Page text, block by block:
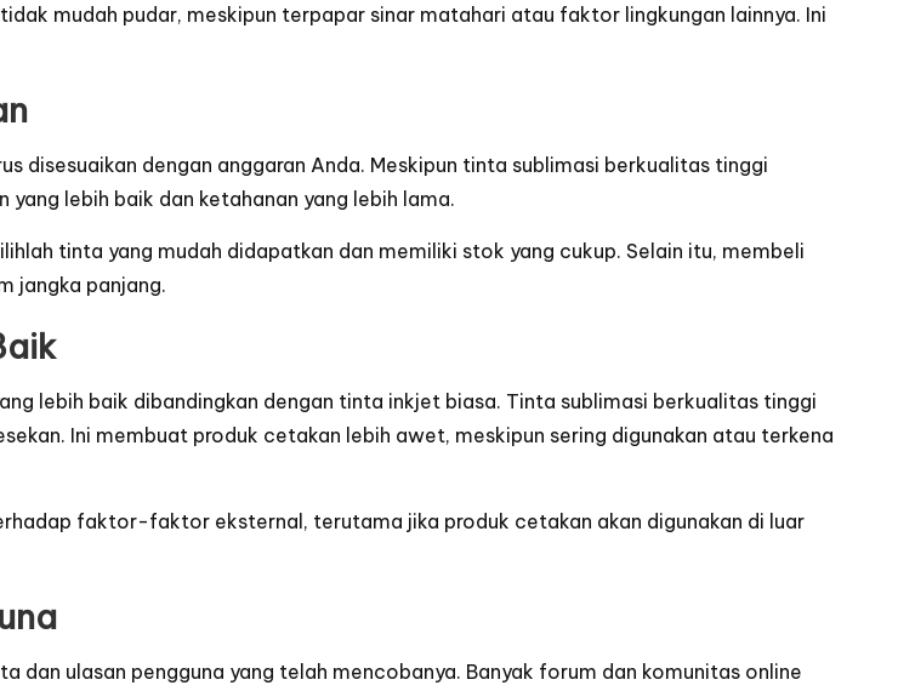
mudah pudar, meskipun terpapar sinar matahari atau faktor lingkungan lainnya. Ini
disesuaikan dengan anggaran Anda. Meskipun tinta sublimasi berkualitas tinggi
lebih baik dan ketahanan yang lebih lama.
tinta yang mudah didapatkan dan memiliki stok yang cukup. Selain itu, membeli
jangka panjang.
lebih baik dibandingkan dengan tinta inkjet biasa. Tinta sublimasi berkualitas tinggi
Ini membuat produk cetakan lebih awet, meskipun sering digunakan atau terkena
faktor-faktor eksternal, terutama jika produk cetakan akan digunakan di luar
ulasan pengguna yang telah mencobanya. Banyak forum dan komunitas online